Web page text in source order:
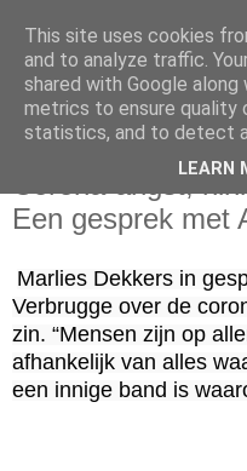
zaterdag 7 november
Corona-angst,
Een gesprek met
Marlies Dekkers in
Verbrugge over de
zin. “Mensen zijn op
afhankelijk van alles
een innige band is
This site uses cookies
and to analyze traffic.
shared with Google
metrics to ensure quality
statistics, and to detect
LEARN